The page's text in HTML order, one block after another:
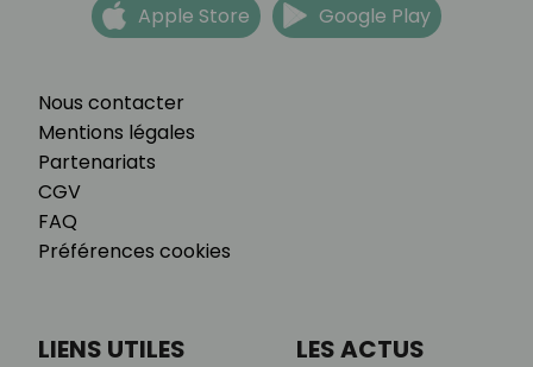
Nous contacter
Mentions légales
Partenariats
CGV
FAQ
Préférences cookies
Apple Store Google Play
LIENS UTILES LES ACTUS